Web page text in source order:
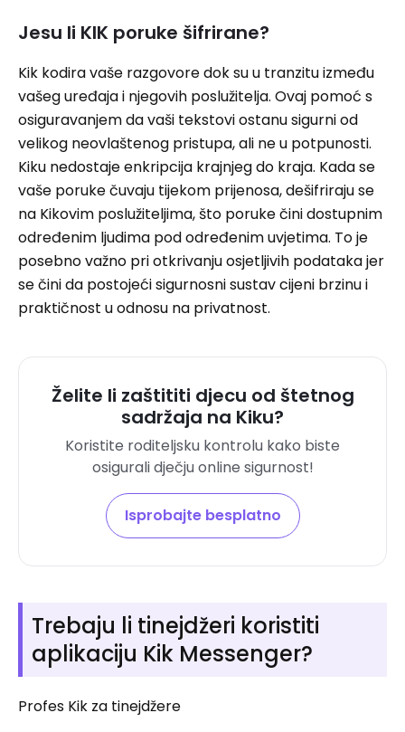
Jesu li KIK poruke šifrirane?
Kik kodira vaše razgovore dok su u tranzitu između
vašeg uređaja i njegovih poslužitelja. Ovaj pomoć s
osiguravanjem da vaši tekstovi ostanu sigurni od
velikog neovlaštenog pristupa, ali ne u potpunosti.
Kiku nedostaje enkripcija krajnjeg do kraja. Kada se
vaše poruke čuvaju tijekom prijenosa, dešifriraju se
na Kikovim poslužiteljima, što poruke čini dostupnim
određenim ljudima pod određenim uvjetima. To je
posebno važno pri otkrivanju osjetljivih podataka jer
se čini da postojeći sigurnosni sustav cijeni brzinu i
praktičnost u odnosu na privatnost.
Želite li zaštititi djecu od štetnog
sadržaja na Kiku?
Koristite roditeljsku kontrolu kako biste
osigurali dječju online sigurnost!
Isprobajte besplatno
Trebaju li tinejdžeri koristiti
aplikaciju Kik Messenger?
Profes Kik za tinejdžere